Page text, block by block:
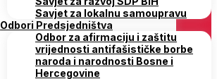
Savjet za lokalnu samoupravu
Odbori Predsjedništva
Odbor za afirmaciju i zaštitu
vrijednosti antifašističke borbe
naroda i narodnosti Bosne i
Hercegovine